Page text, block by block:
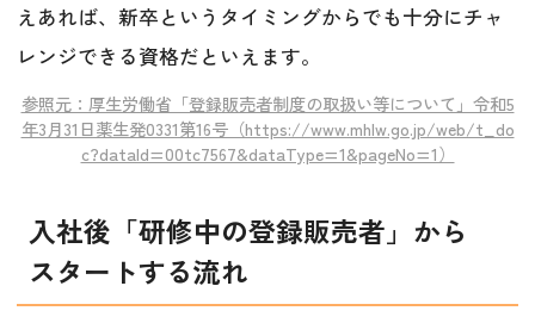
えあれば、新卒というタイミングからでも十分にチャ
レンジできる資格だといえます。
参照元：厚生労働省「登録販売者制度の取扱い等について」令和5
年3月31日薬生発0331第16号（https://www.mhlw.go.jp/web/t_do
c?dataId=00tc7567&dataType=1&pageNo=1）
入社後「研修中の登録販売者」から
スタートする流れ